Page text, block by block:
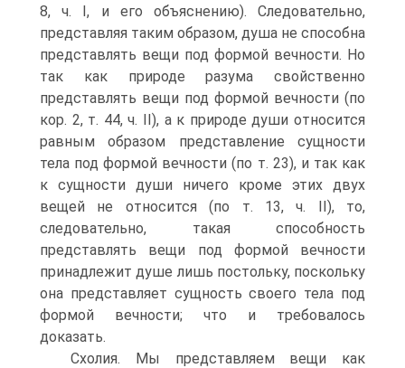
8, ч. I, и его объяснению). Следовательно,
представляя таким образом, душа не способна
представлять вещи под формой вечности. Но
так как природе разума свойственно
представлять вещи под формой вечности (по
кор. 2, т. 44, ч. II), а к природе души относится
равным образом представление сущности
тела под формой вечности (по т. 23), и так как
к сущности души ничего кроме этих двух
вещей не относится (по т. 13, ч. II), то,
следовательно, такая способность
представлять вещи под формой вечности
принадлежит душе лишь постольку, поскольку
она представляет сущность своего тела под
формой вечности; что и требовалось
доказать.
Схолия. Мы представляем вещи как